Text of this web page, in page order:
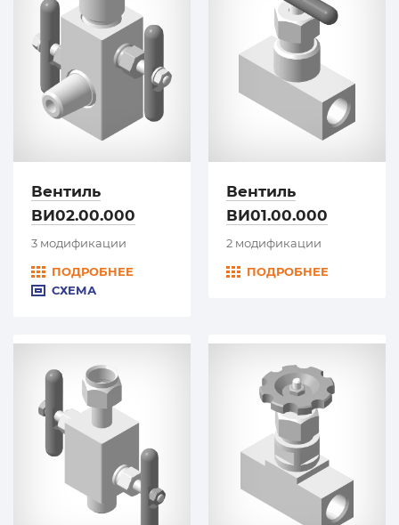
Вентиль
ВИ02.00.000
3 модификации
ПОДРОБНЕЕ
СХЕМА
Вентиль
ВИ01.00.000
2 модификации
ПОДРОБНЕЕ